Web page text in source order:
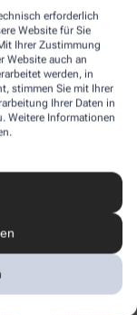
erforderlich
Website für Sie
Ihrer Zustimmung
Website auch an
werden, in
stimmen Sie mit Ihrer
Ihrer Daten in
Weitere Informationen